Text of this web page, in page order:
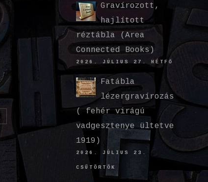
Gravírozott,
hajlított
réztábla (Area
Connected Books)
2026. JÚLIUS 27. HÉTFŐ
Fatábla
lézergravírozás
( fehér virágú
vadgesztenye ültetve
1919)
2026. JÚLIUS 23.
CSÜTÖRTÖK